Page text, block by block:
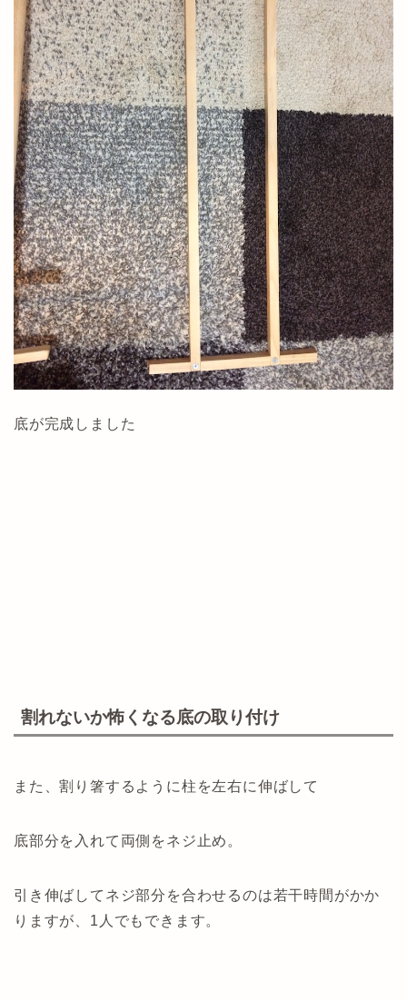
底が完成しました
割れないか怖くなる底の取り付け
また、割り箸するように柱を左右に伸ばして
底部分を入れて両側をネジ止め。
引き伸ばしてネジ部分を合わせるのは若干時間がかか
りますが、1人でもできます。